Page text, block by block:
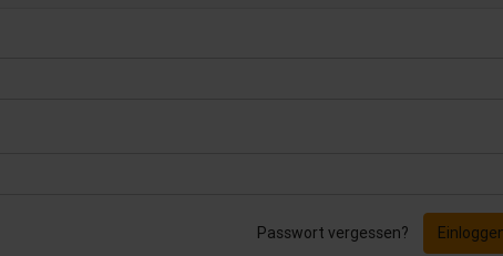
Passwort vergessen?